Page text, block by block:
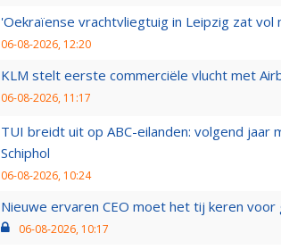
'Oekraïense vrachtvliegtuig in Leipzig zat vol
06-08-2026, 12:20
KLM stelt eerste commerciële vlucht met
06-08-2026, 11:17
TUI breidt uit op ABC-eilanden: volgend
Schiphol
06-08-2026, 10:24
Nieuwe ervaren CEO moet het tij keren voor
06-08-2026, 10:17